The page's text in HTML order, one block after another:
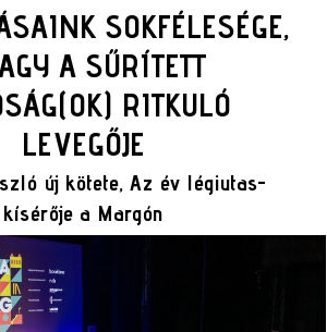
SOKFÉLESÉGE,
A SŰRÍTETT
RITKULÓ
LEVEGŐJE
új kötete, Az év légiutas-
kísérője a Margón